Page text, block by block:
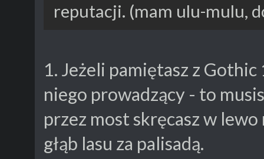
reputacji. (mam ulu-mulu,
1. Jeżeli pamiętasz z
niego prowadzący - to
przez most skręcasz w
głąb lasu za palisadą.